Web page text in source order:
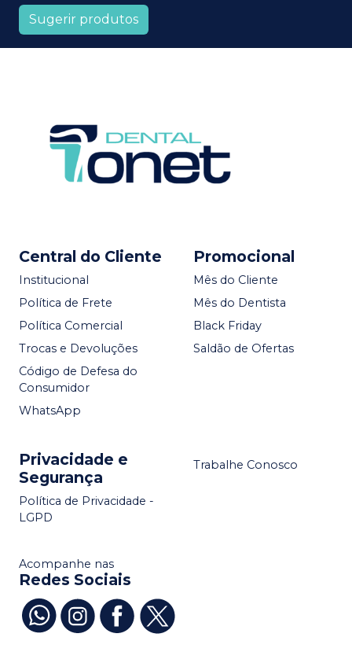
Sugerir produtos
Central do Cliente
Institucional
Política de Frete
Política Comercial
Trocas e Devoluções
Código de Defesa do
Consumidor
WhatsApp
Promocional
Mês do Cliente
Mês do Dentista
Black Friday
Saldão de Ofertas
Privacidade e
Segurança
Política de Privacidade -
LGPD
Trabalhe Conosco
Acompanhe nas
Redes Sociais